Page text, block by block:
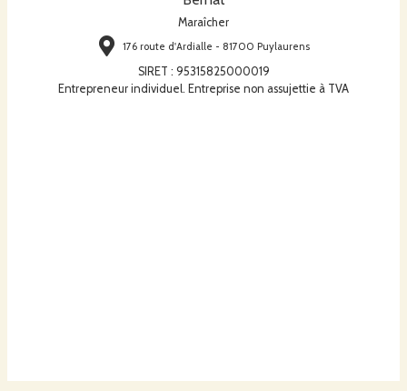
Maraîcher
176 route d'Ardialle - 81700 Puylaurens
SIRET : 95315825000019
Entrepreneur individuel. Entreprise non assujettie à TVA